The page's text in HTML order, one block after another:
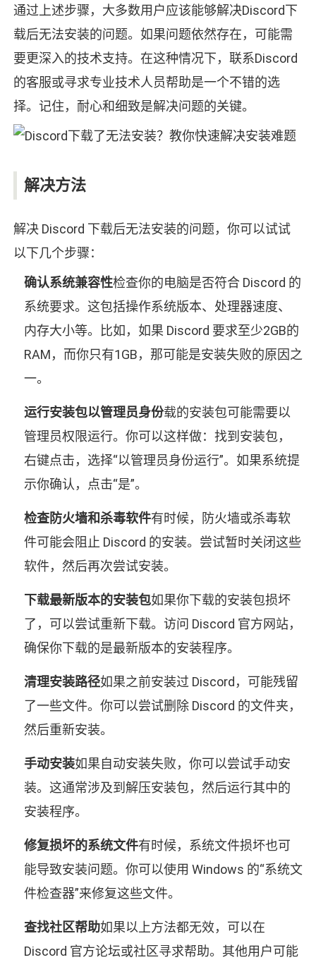
通过上述步骤，大多数用户应该能够解决Discord下
载后无法安装的问题。如果问题依然存在，可能需
要更深入的技术支持。在这种情况下，联系Discord
的客服或寻求专业技术人员帮助是一个不错的选
择。记住，耐心和细致是解决问题的关键。
解决方法
解决 Discord 下载后无法安装的问题，你可以试试
以下几个步骤：
确认系统兼容性检查你的电脑是否符合 Discord 的
系统要求。这包括操作系统版本、处理器速度、
内存大小等。比如，如果 Discord 要求至少2GB的
RAM，而你只有1GB，那可能是安装失败的原因之
一。
运行安装包以管理员身份载的安装包可能需要以
管理员权限运行。你可以这样做：找到安装包，
右键点击，选择“以管理员身份运行”。如果系统提
示你确认，点击“是”。
检查防火墙和杀毒软件有时候，防火墙或杀毒软
件可能会阻止 Discord 的安装。尝试暂时关闭这些
软件，然后再次尝试安装。
下载最新版本的安装包如果你下载的安装包损坏
了，可以尝试重新下载。访问 Discord 官方网站，
确保你下载的是最新版本的安装程序。
清理安装路径如果之前安装过 Discord，可能残留
了一些文件。你可以尝试删除 Discord 的文件夹，
然后重新安装。
手动安装如果自动安装失败，你可以尝试手动安
装。这通常涉及到解压安装包，然后运行其中的
安装程序。
修复损坏的系统文件有时候，系统文件损坏也可
能导致安装问题。你可以使用 Windows 的“系统文
件检查器”来修复这些文件。
查找社区帮助如果以上方法都无效，可以在
Discord 官方论坛或社区寻求帮助。其他用户可能